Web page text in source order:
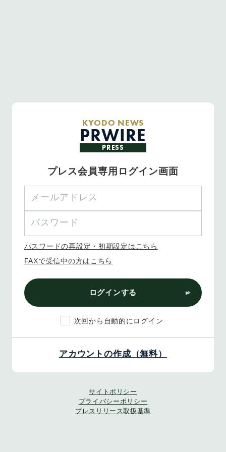
KYODO NEWS
PRWIRE
PRESS
プレス会員専用ログイン画面
パスワードの再設定・初期設定はこちら
FAXで受信中の方はこちら
ログインする
次回から自動的にログイン
アカウントの作成（無料）
サイトポリシー
プライバシーポリシー
プレスリリース取扱基準